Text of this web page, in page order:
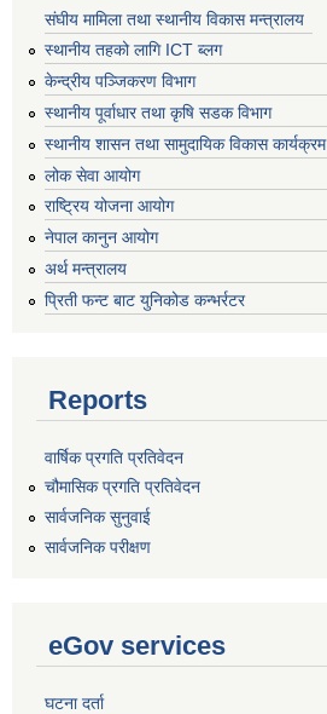
संघीय मामिला तथा स्थानीय विकास मन्त्रालय
स्थानीय तहको लागि ICT ब्लग
केन्द्रीय पञ्जिकरण विभाग
स्थानीय पूर्वाधार तथा कृषि सडक विभाग
स्थानीय शासन तथा सामुदायिक विकास कार्यक्रम
लोक सेवा आयोग
राष्ट्रिय योजना आयोग
नेपाल कानुन आयोग
अर्थ मन्त्रालय
प्रिती फन्ट बाट युनिकोड कन्भर्रटर
Reports
वार्षिक प्रगति प्रतिवेदन
चौमासिक प्रगति प्रतिवेदन
सार्वजनिक सुनुवाई
सार्वजनिक परीक्षण
eGov services
घटना दर्ता